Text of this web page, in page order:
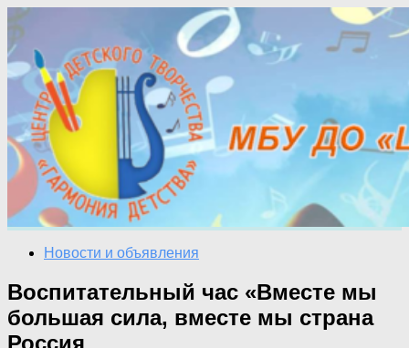
Перейти
к
содержимому
Новости и объявления
Воспитательный час «Вместе мы
большая сила, вместе мы страна
Россия